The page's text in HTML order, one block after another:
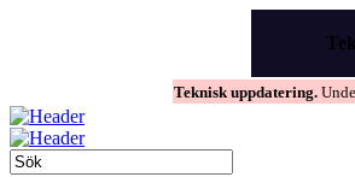
Teknisk uppdatering.